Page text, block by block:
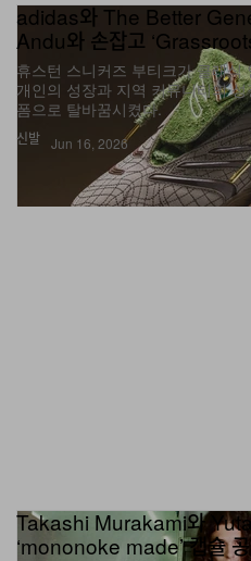
신발
adidas와 The Better
Andu와 손잡고
휴스턴 스니커즈 부티크가 클래
개인의 성장과 지역 커뮤니티의
폼으로 탈바꿈시켰다.
Jun 16, 2026
Takashi Murakami와
‘mononoke made’ 캡슐